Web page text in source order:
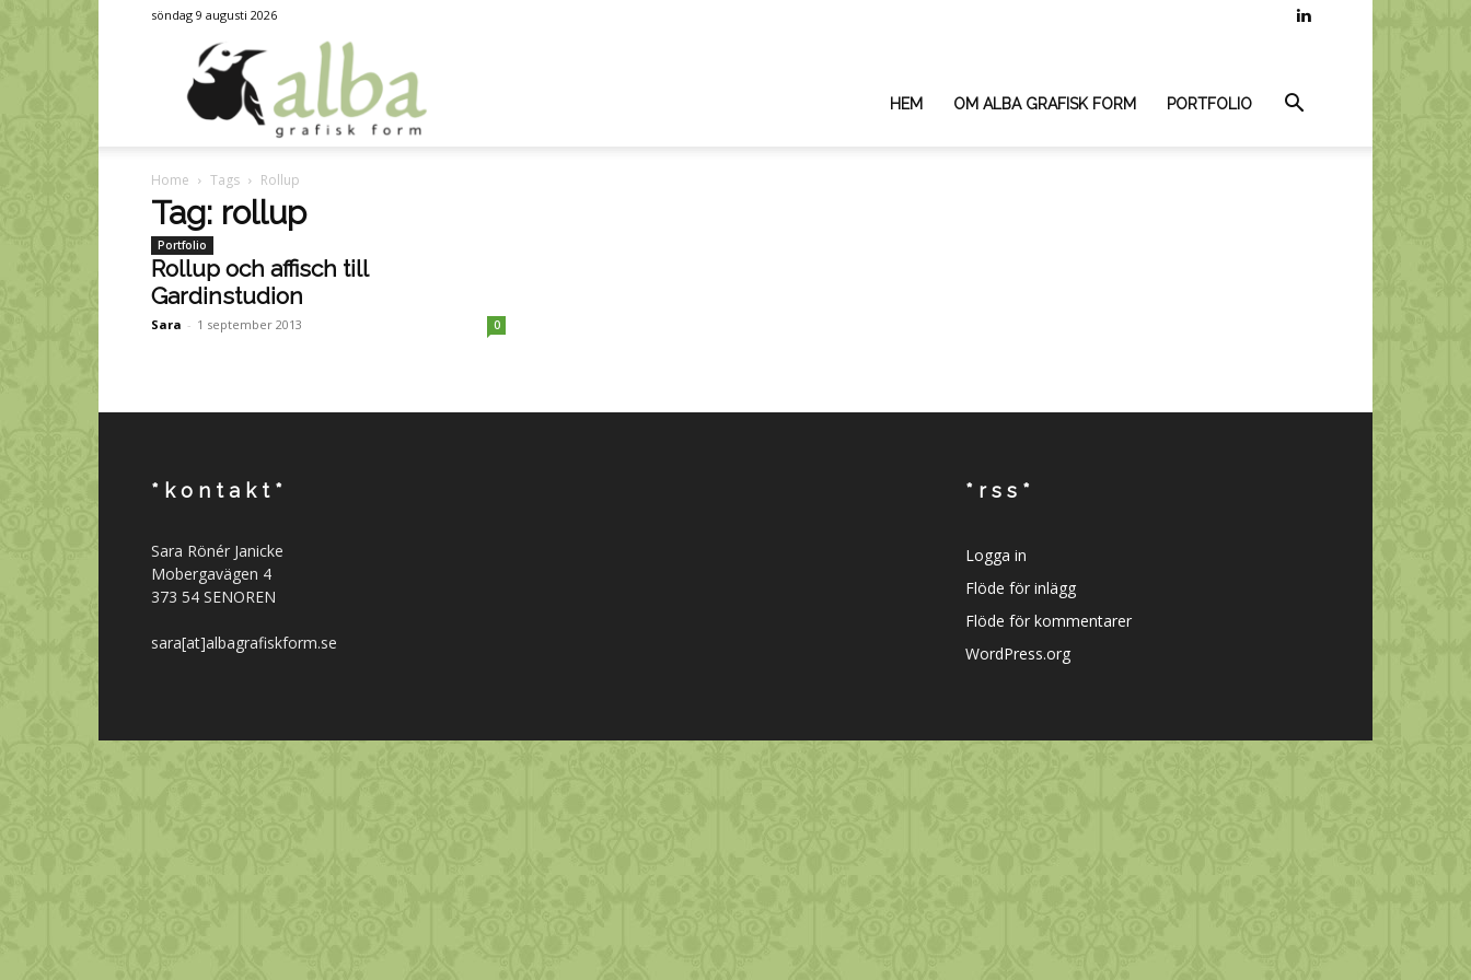
söndag 9 augusti 2026
form
HEM OM ALBA GRAFISK FORM PORTFOLIO
Home Tags Rollup
Tag: rollup
Portfolio
Rollup och affisch till
Gardinstudion
Sara - 1 september 2013 0
* k o n t a k t *
Sara Rönér Janicke
Mobergavägen 4
373 54 SENOREN
sara[at]albagrafiskform.se
* r s s *
Logga in
Flöde för inlägg
Flöde för kommentarer
WordPress.org